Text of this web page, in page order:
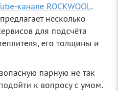
ube-канале ROCKWOOL.
несколько
для подсчёта
его толщины и
парную не так
к вопросу с умом.